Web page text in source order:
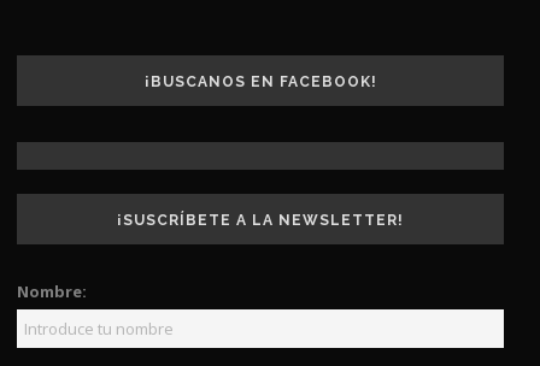
¡BUSCANOS EN FACEBOOK!
¡SUSCRÍBETE A LA NEWSLETTER!
Nombre: